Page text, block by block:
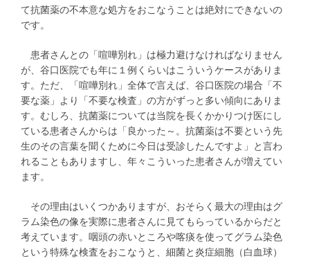
て抗菌薬の不本意な処方をおこなうことは絶対にできないの
です。
患者さんとの「喧嘩別れ」は極力避けなければなりません
が、谷口医院でも年に１例くらいはこういうケースがありま
す。ただ、「喧嘩別れ」全体で言えば、谷口医院の場合「不
要な薬」より「不要な検査」の方がずっと多い傾向にありま
す。むしろ、抗菌薬については当院を長くかかりつけ医にし
ている患者さんからは「良かった～。抗菌薬は不要という先
生のその言葉を聞くために今日は受診したんですよ」と言わ
れることもありますし、年々こういった患者さんが増えてい
ます。
その理由はいくつかありますが、おそらく最大の理由はグ
ラム染色の像を実際に患者さんに見てもらっているからだと
考えています。咽頭の赤いところや喀痰を使ってグラム染色
という特殊な検査をおこなうと、細菌と炎症細胞（白血球）